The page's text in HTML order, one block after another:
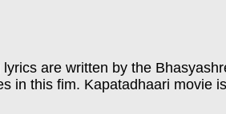
are written by the
in this fim. Kapatadhaari movie